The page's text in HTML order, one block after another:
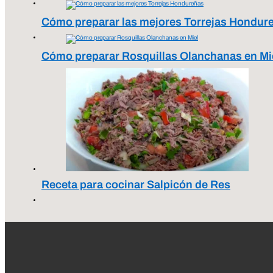
Cómo preparar las mejores Torrejas
Cómo preparar Rosquillas Olanchanas en
Receta para cocinar Salpicón de Res